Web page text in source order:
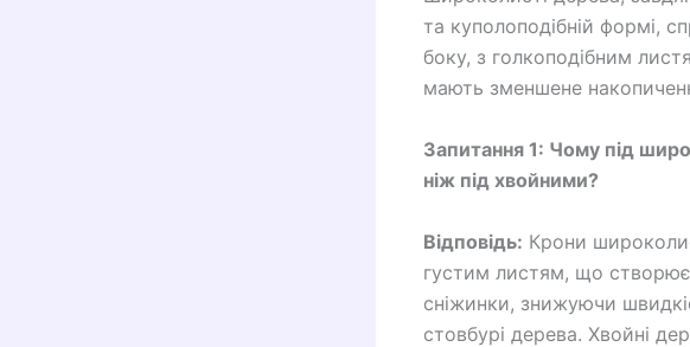
та куполоподібній формі,
боку, з голкоподібним
мають зменшене
Запитання 1: Чому під
ніж під хвойними?
Відповідь: Крони
густим листям, що
сніжинки, знижуючи
стовбурі дерева. Хвойні